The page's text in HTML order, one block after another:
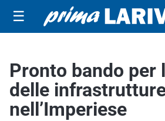
☰
Pronto bando per
delle
nell’Imperiese